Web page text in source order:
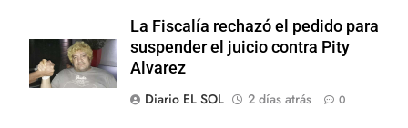
La Fiscalía rechazó el pedido para
suspender el juicio contra Pity
Alvarez
Diario EL SOL
2 días atrás 0